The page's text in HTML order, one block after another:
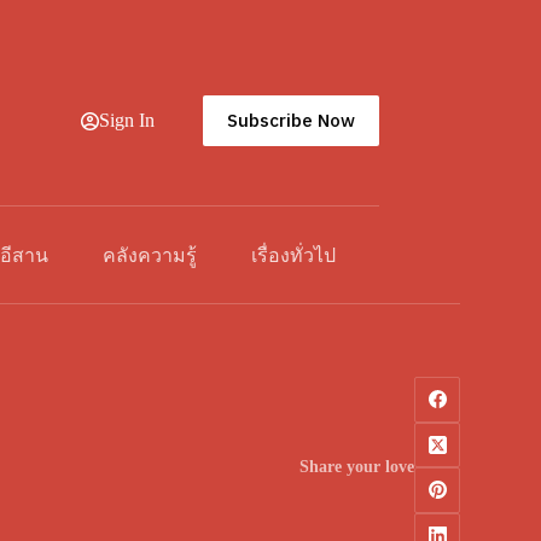
Sign In Subscribe Now
สาน คลังความรู้ เรื่องทั่วไป
Share your love